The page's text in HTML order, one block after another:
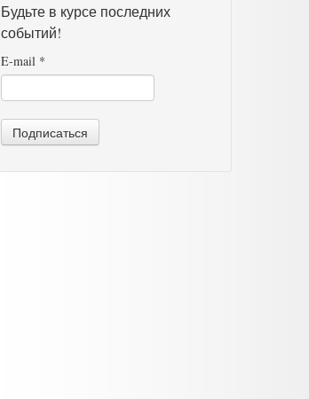
Будьте в курсе последних
событий!
E-mail *
Подписаться